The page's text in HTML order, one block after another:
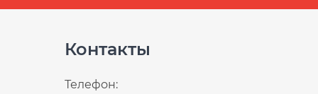
Контакты
Телефон: